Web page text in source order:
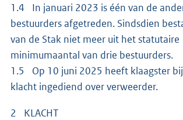
1.4 In januari 2023 is één van de
bestuurders afgetreden. Sindsdien
van de Stak niet meer uit het statutaire
minimumaantal van drie bestuurders.
1.5 Op 10 juni 2025 heeft klaagster
klacht ingediend over verweerder.
2 KLACHT